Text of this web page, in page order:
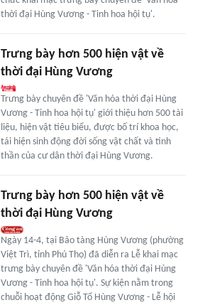
thời đại Hùng Vương - Tinh hoa hội tụ'.
Trưng bày hơn 500 hiện vật về
thời đại Hùng Vương
Trưng bày chuyên đề 'Văn hóa thời đại Hùng
Vương - Tinh hoa hội tụ' giới thiệu hơn 500 tài
liệu, hiện vật tiêu biểu, được bố trí khoa học,
tái hiện sinh động đời sống vật chất và tinh
thần của cư dân thời đại Hùng Vương.
Trưng bày hơn 500 hiện vật về
thời đại Hùng Vương
Ngày 14-4, tại Bảo tàng Hùng Vương (phường
Việt Trì, tỉnh Phú Thọ) đã diễn ra Lễ khai mạc
trưng bày chuyên đề 'Văn hóa thời đại Hùng
Vương - Tinh hoa hội tụ'. Sự kiện nằm trong
chuỗi hoạt động Giỗ Tổ Hùng Vương - Lễ hội